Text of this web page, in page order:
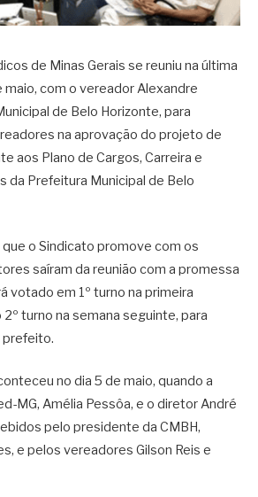
de Minas Gerais se reuniu na última
com o vereador Alexandre
de Belo Horizonte, para
na aprovação do projeto de
aos Plano de Cargos, Carreira e
da Prefeitura Municipal de Belo
que o Sindicato promove com os
saíram da reunião com a promessa
votado em 1º turno na primeira
turno na semana seguinte, para
prefeito.
no dia 5 de maio, quando a
MG, Amélia Pessôa, e o diretor André
pelo presidente da CMBH,
e pelos vereadores Gilson Reis e